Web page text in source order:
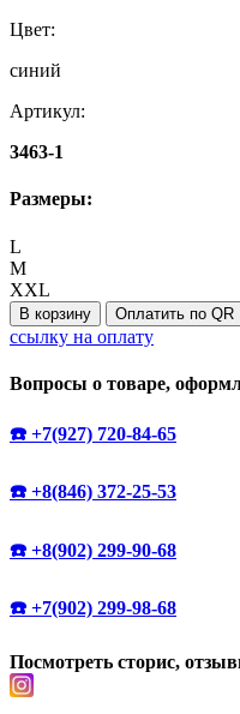
Цвет:
синий
Артикул:
3463-1
Размеры:
L
M
ХXL
В корзину Оплатить по QR
ссылку на оплату
Вопросы о товаре,
☎️ +7(927) 720-84-65
☎️ +8(846) 372-25-53
☎️ +8(902) 299-90-68
☎️ +7(902) 299-98-68
Посмотреть сторис,